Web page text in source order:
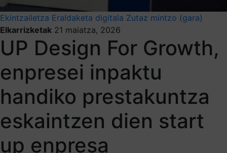
Ekintzailetza Eraldaketa digitala Zutaz mintzo (gara)
Elkarrizketak 21 maiatza, 2026
UP Design For Growth,
enpresei inpaktu
handiko prestakuntza
eskaintzen dien start
up enpresa